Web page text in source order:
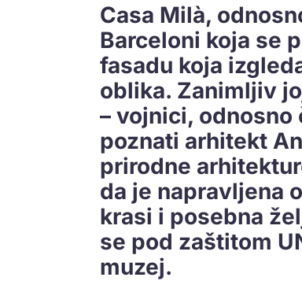
Casa Milà,
Barceloni koja se
fasadu koja
oblika. Zanimljiv
– vojnici,
poznati arhitekt
prirodne
da je napravljena
krasi i posebna
se pod zaštitom
muzej.